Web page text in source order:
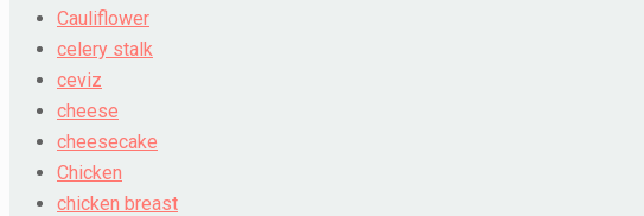
Cauliflower
celery stalk
ceviz
cheese
cheesecake
Chicken
chicken breast